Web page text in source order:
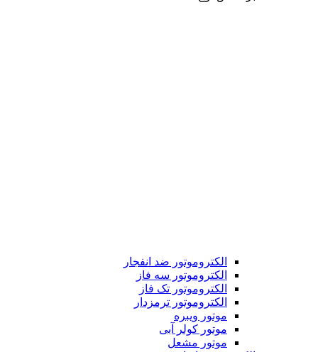
الکتروموتور ضد انفجار
الکتروموتور سه فاز
الکتروموتور تک فاز
الکتروموتور ترمزدار
موتور ویبره
موتور کولر آبی
موتور مشعل